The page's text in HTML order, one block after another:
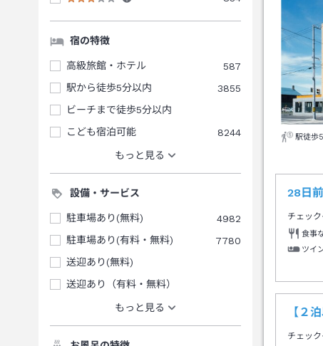
宿の特徴
高級旅館・ホテル
587
駅から徒歩5分以内
3855
ビーチまで徒歩5分以内
こども宿泊可能
8244
もっと見る
設備・サービス
駐車場あり(無料)
4982
駐車場あり(有料・無料)
7780
送迎あり(無料)
送迎あり（有料・無料）
もっと見る
駅徒歩
28日
チェッ
食事
ツイ
【２
チェッ